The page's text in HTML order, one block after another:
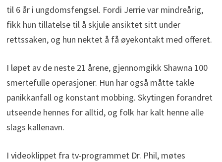
til 6 år i ungdomsfengsel. Fordi Jerrie var mindreårig,
fikk hun tillatelse til å skjule ansiktet sitt under
rettssaken, og hun nektet å få øyekontakt med offeret.
I løpet av de neste 21 årene, gjennomgikk Shawna 100
smertefulle operasjoner. Hun har også måtte takle
panikkanfall og konstant mobbing. Skytingen forandret
utseende hennes for alltid, og folk har kalt henne alle
slags kallenavn.
I videoklippet fra tv-programmet Dr. Phil, møtes